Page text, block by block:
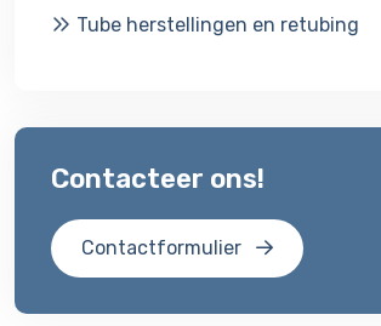
Tube herstellingen en retubing
Contacteer ons!
Contactformulier